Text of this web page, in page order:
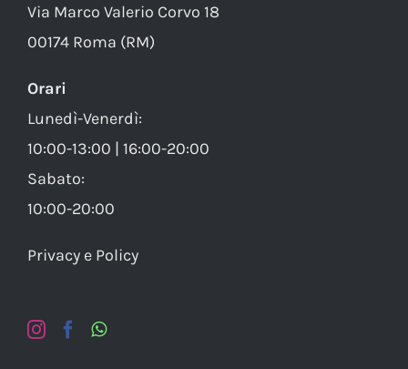
Via Marco Valerio Corvo 18
00174 Roma (RM)
Orari
Lunedì-Venerdì:
10:00-13:00 | 16:00-20:00
Sabato:
10:00-20:00
Privacy e Policy